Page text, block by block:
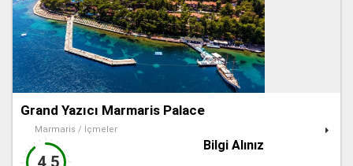
Grand Yazıcı Marmaris Palace
Marmaris / İçmeler
Bilgi Alınız